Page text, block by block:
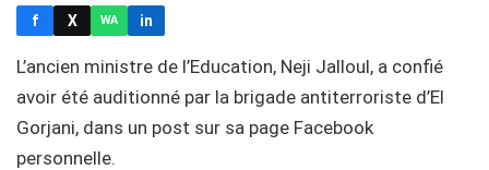
f X WA in
L’ancien ministre de l’Education, Neji Jalloul, a confié
avoir été auditionné par la brigade antiterroriste d’El
Gorjani, dans un post sur sa page Facebook
personnelle.